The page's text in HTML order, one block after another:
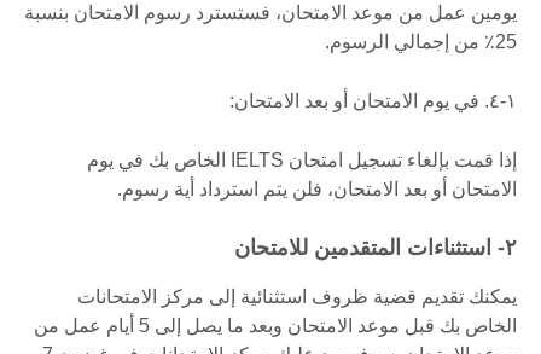
يومين عمل من موعد الامتحان، فستسترد رسوم الامتحان بنسبة
25٪ من إجمالي الرسوم.
۱-٤. في يوم الامتحان أو بعد الامتحان:
إذا قمت بإلغاء تسجيل امتحان‏ IELTS الخاص بك في يوم
الامتحان أو بعد الامتحان، فلن يتم استرداد أية رسوم.
۲- استثناءات المتقدمين للامتحان
يمكنك تقديم قضية ظروف استثنائية إلى مركز الامتحانات
الخاص بك قبل موعد الامتحان وبعد ما يصل إلى 5 أيام عمل من